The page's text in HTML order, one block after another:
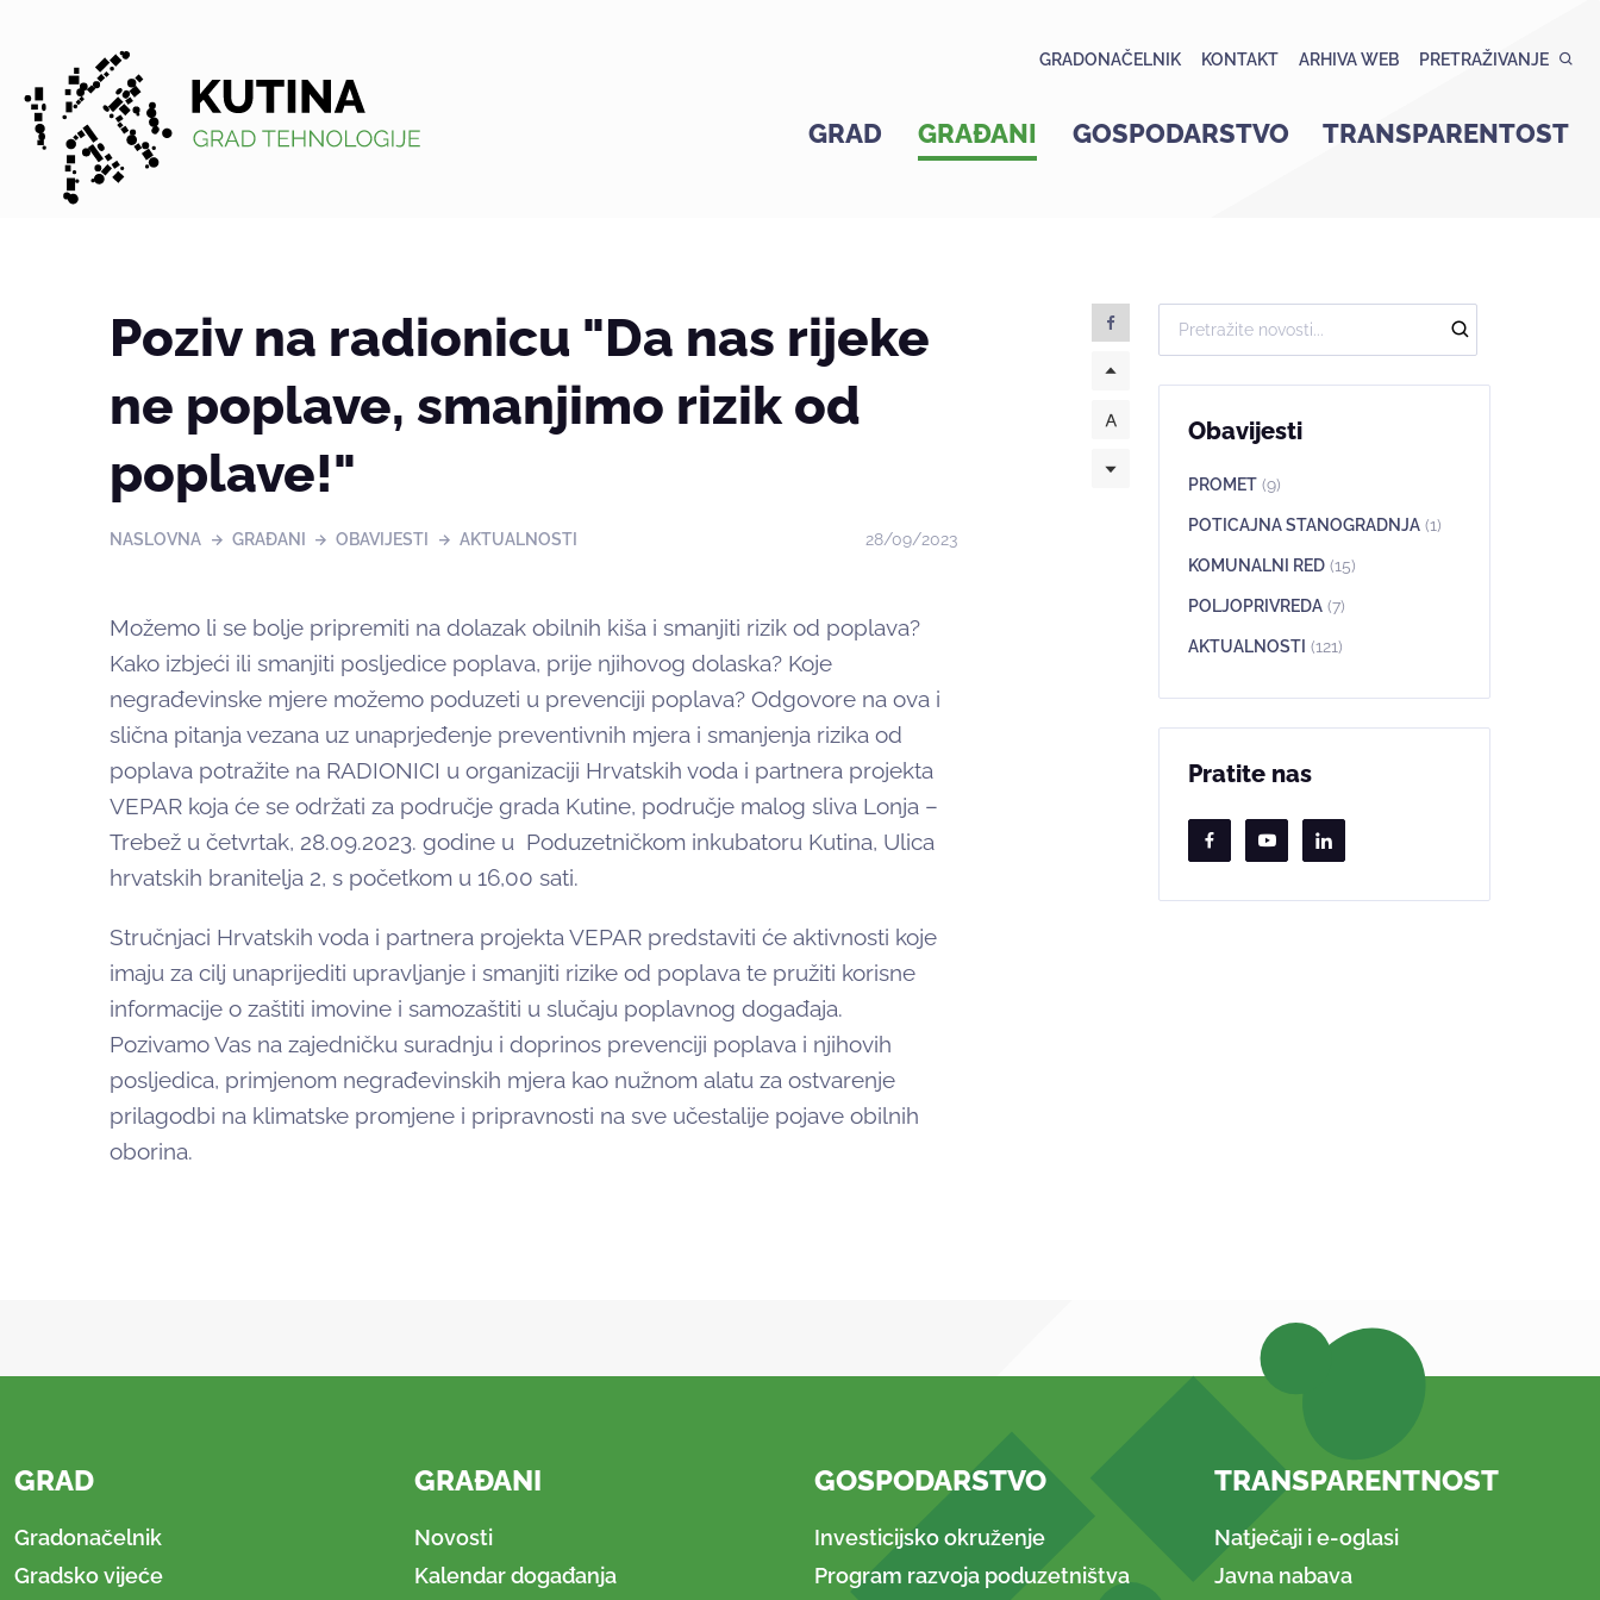
Kutina
GRADONAČELNIK KONTAKT ARHIVA WEB PRETRAŽIVANJE
GRAD GRAĐANI GOSPODARSTVO TRANSPARENTOST
Poziv na radionicu "Da nas rijeke
ne poplave, smanjimo rizik od
poplave!"
NASLOVNA GRAĐANI OBAVIJESTI AKTUALNOSTI 28/09/2023
Možemo li se bolje pripremiti na dolazak obilnih kiša i smanjiti rizik od poplava?
Kako izbjeći ili smanjiti posljedice poplava, prije njihovog dolaska? Koje
negrađevinske mjere možemo poduzeti u prevenciji poplava? Odgovore na ova i
slična pitanja vezana uz unaprjeđenje preventivnih mjera i smanjenja rizika od
poplava potražite na RADIONICI u organizaciji Hrvatskih voda i partnera projekta
VEPAR koja će se održati za područje grada Kutine, područje malog sliva Lonja –
Trebež u četvrtak, 28.09.2023. godine u Poduzetničkom inkubatoru Kutina, Ulica
hrvatskih branitelja 2, s početkom u 16,00 sati.
Stručnjaci Hrvatskih voda i partnera projekta VEPAR predstaviti će aktivnosti koje
imaju za cilj unaprijediti upravljanje i smanjiti rizike od poplava te pružiti korisne
informacije o zaštiti imovine i samozaštiti u slučaju poplavnog događaja.
Pozivamo Vas na zajedničku suradnju i doprinos prevenciji poplava i njihovih
posljedica, primjenom negrađevinskih mjera kao nužnom alatu za ostvarenje
prilagodbi na klimatske promjene i pripravnosti na sve učestalije pojave obilnih
oborina.
Obavijesti
PROMET (9)
POTICAJNA STANOGRADNJA (1)
KOMUNALNI RED (15)
POLJOPRIVREDA (7)
AKTUALNOSTI (121)
Pratite nas
GRAD
Gradonačelnik
Gradsko vijeće
GRAĐANI
Novosti
Kalendar događanja
GOSPODARSTVO
Investicijsko okruženje
Program razvoja poduzetništva
TRANSPARENTNOST
Natječaji i e-oglasi
Javna nabava